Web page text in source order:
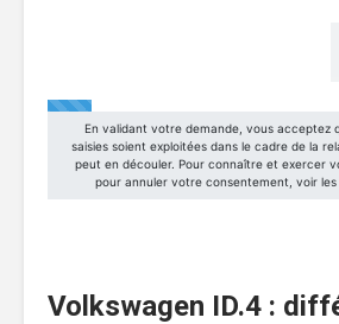
Volkswagen ID.4 :